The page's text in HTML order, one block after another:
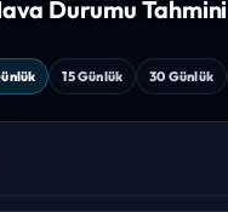
Durumu Tahmini
15 Günlük 30 Günlük